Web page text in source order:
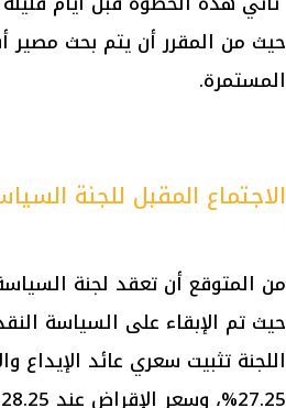
حيث من المقرر أن يتم بحث مصير
المستمرة.
الاجتماع المقبل للجنة
اللجنة تثبيت سعري عائد الإيداع